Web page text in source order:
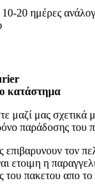
10-20 ημέρες
κατάστημα
μαζί μας σχετικά
παράδοσης του
τον
ετοιμη η
του πακετου απο